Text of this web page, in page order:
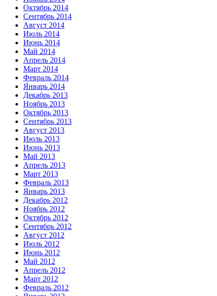
Октябрь 2014
Сентябрь 2014
Август 2014
Июль 2014
Июнь 2014
Май 2014
Апрель 2014
Март 2014
Февраль 2014
Январь 2014
Декабрь 2013
Ноябрь 2013
Октябрь 2013
Сентябрь 2013
Август 2013
Июль 2013
Июнь 2013
Май 2013
Апрель 2013
Март 2013
Февраль 2013
Январь 2013
Декабрь 2012
Ноябрь 2012
Октябрь 2012
Сентябрь 2012
Август 2012
Июль 2012
Июнь 2012
Май 2012
Апрель 2012
Март 2012
Февраль 2012